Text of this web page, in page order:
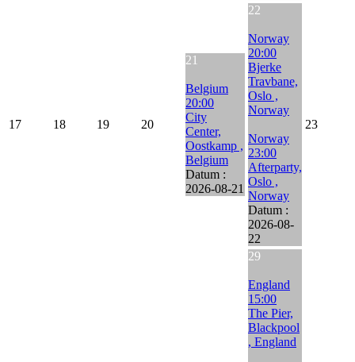
17 18 19 20
21
Belgium
20:00
City
Center,
Oostkamp ,
Belgium
Datum :
2026-08-21
22
Norway
20:00
Bjerke
Travbane,
Oslo ,
Norway
Norway
23:00
Afterparty,
Oslo ,
Norway
Datum :
2026-08-
22
23
29
England
15:00
The Pier,
Blackpool
, England